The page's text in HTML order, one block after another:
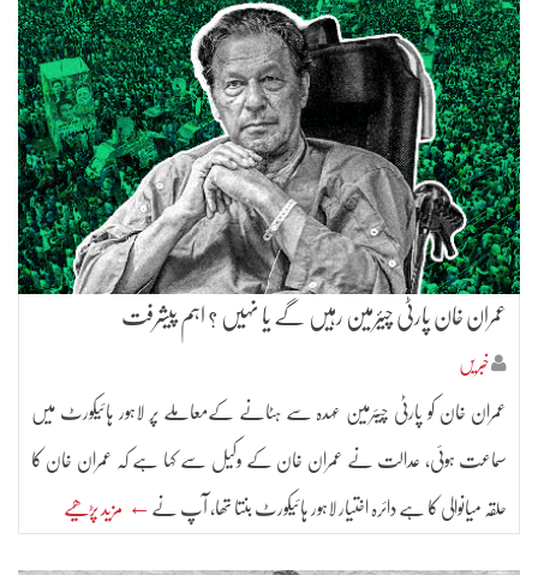
عمران خان پارٹی چیئرمین رہیں گے یا نہیں ؟ اہم پیشرفت
خبریں
عمران خان کو پارٹی چیئرمین عہدہ سے ہٹانے کےمعاملے پر لاہور ہائیکورٹ میں
سماعت ہوئی، عدالت نے عمران خان کے وکیل سے کہا ہے کہ عمران خان کا
حلقہ میانوالی کا ہے دائرہ اختیار لاہور ہائیکورٹ بنتا تھا، آپ نے ← مزید پڑھیے